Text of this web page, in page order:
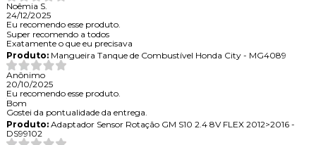
Noêmia S.
24/12/2025
Eu recomendo esse produto.
Super recomendo a todos
Exatamente o que eu precisava
Produto:Mangueira Tanque de Combustível Honda City - MG4089
Anônimo
20/10/2025
Eu recomendo esse produto.
Bom
Gostei da pontualidade da entrega.
Produto:Adaptador Sensor Rotação GM S10 2.4 8V FLEX 2012>2016 -
DS99102